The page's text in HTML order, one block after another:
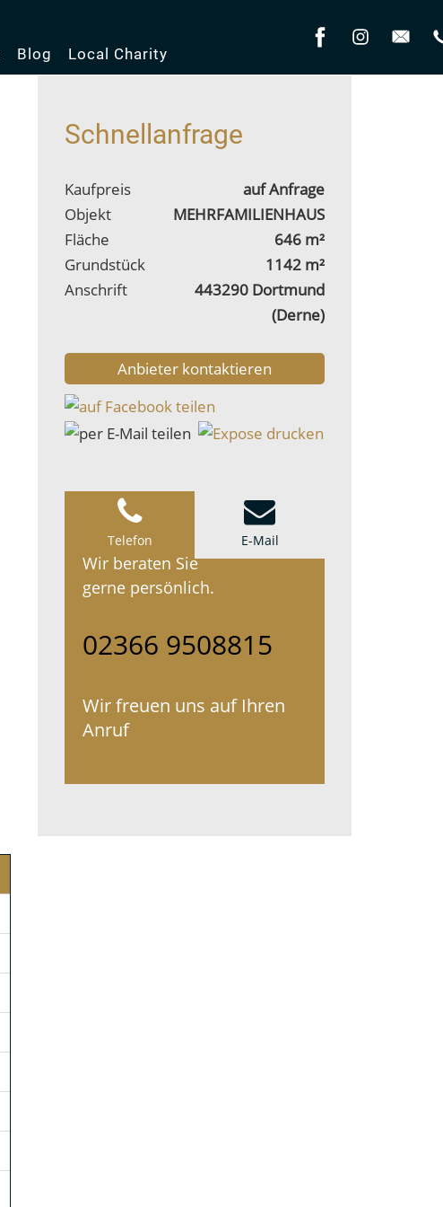
Blog Local Charity
Schnellanfrage
Kaufpreis
auf Anfrage
Objekt
MEHRFAMILIENHAUS
Fläche
646 m²
Grundstück
1142 m²
Anschrift
443290 Dortmund
(Derne)
Telefon E-Mail
Wir beraten Sie
gerne persönlich.
02366 9508815
Wir freuen uns auf Ihren
Anruf